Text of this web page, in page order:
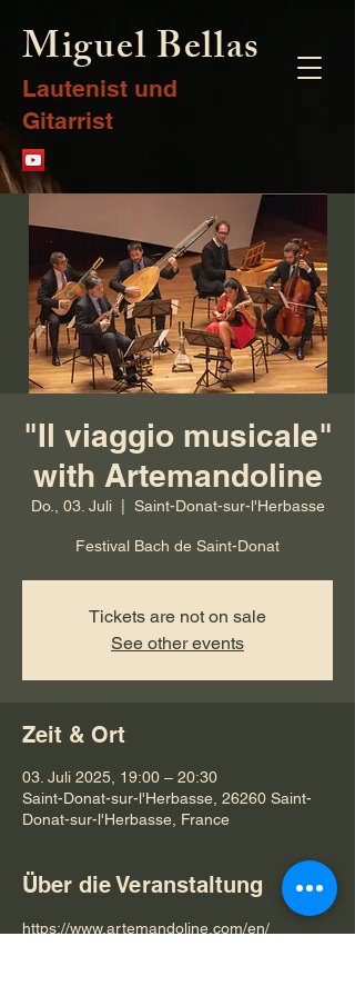
Miguel Bellas
Lautenist und
Gitarrist
"Il viaggio musicale"
with Artemandoline
Do., 03. Juli
  |
Saint-Donat-sur-l'Herbasse
Festival Bach de Saint-Donat
Tickets are not on sale
See other events
Zeit & Ort
03. Juli 2025, 19:00 – 20:30
Saint-Donat-sur-l'Herbasse, 26260 Saint-
Donat-sur-l'Herbasse, France
Über die Veranstaltung
https://www.artemandoline.com/en/